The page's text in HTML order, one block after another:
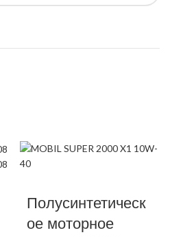
Полусинтетическ
ое моторное